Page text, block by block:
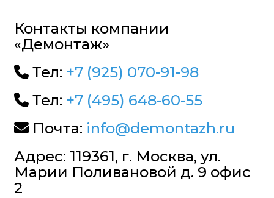
Контакты компании
«Демонтаж»
Тел: +7 (925) 070-91-98
Тел: +7 (495) 648-60-55
Почта: info@demontazh.ru
Адрес: 119361, г. Москва, ул.
Марии Поливановой д. 9 офис
2